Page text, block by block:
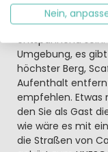
auf die
den Lake District
entspannend
Umgebung, es
höchster Berg,
Aufenthalt
empfehlen. Etwas
den Sie als Gast
wie wäre es mit
die Straßen von
Nein,